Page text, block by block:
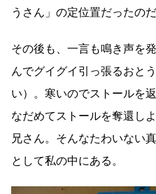
うさん」の定位置だったのだ
その後も、一言も鳴き声を
んでグイグイ引っ張るおと
い）。寒いのでストールを
なだめてストールを奪還し
兄さん。そんなたわいない
として私の中にある。